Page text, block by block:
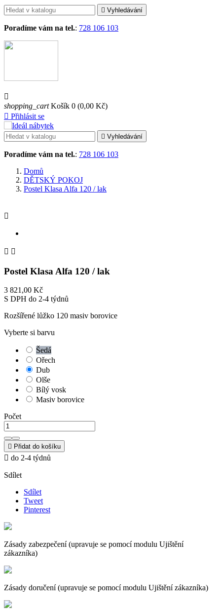
 Vyhledávání
Poradíme vám na tel.: 728 106 103

shopping_cart Košík 0 (0,00 Kč)
 Přihlásit se
 Vyhledávání
Poradíme vám na tel.: 728 106 103
Domů
DĚTSKÝ POKOJ
Postel Klasa Alfa 120 / lak

 
Postel Klasa Alfa 120 / lak
3 821,00 Kč
S DPH do 2-4 týdnů
Rozšířené lůžko 120 masiv borovice
Vyberte si barvu
Šedá
Ořech
Dub
Olše
Bílý vosk
Masiv borovice
Počet
 Přidat do košíku
 do 2-4 týdnů
Sdílet
Sdílet
Tweet
Pinterest
Zásady zabezpečení (upravuje se pomocí modulu Ujištění
zákazníka)
Zásady doručení (upravuje se pomocí modulu Ujištění zákazníka)